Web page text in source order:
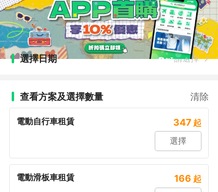
選擇日期 請選擇
查看方案及選擇數量 清除
電動自行車租賃 347 起
選擇
電動滑板車租賃 166 起